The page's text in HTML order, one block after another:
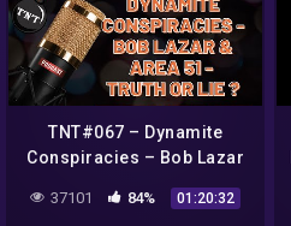
TNT#067 – Dynamite
Conspiracies – Bob Lazar
& Area 51 – Truth or Lie?
37101 84% 01:20:32